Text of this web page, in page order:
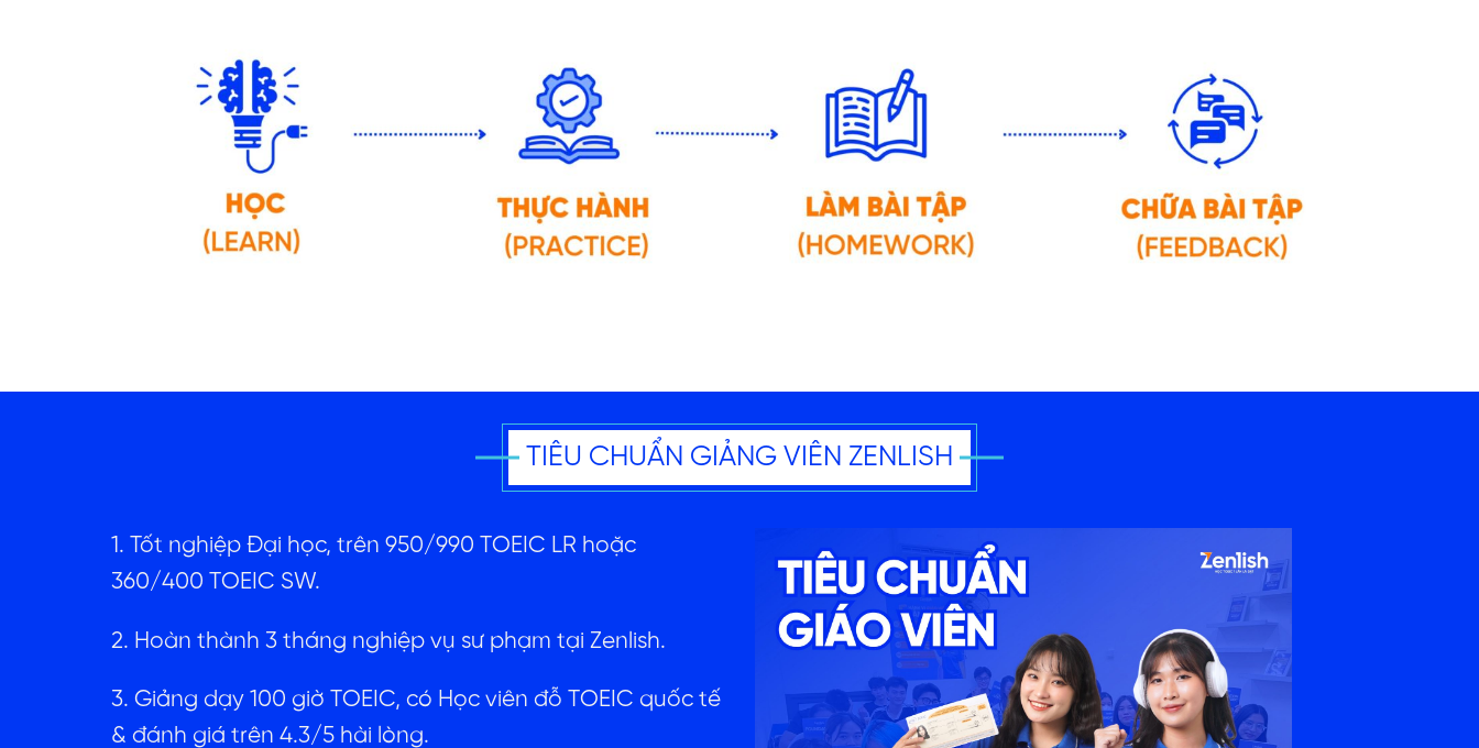
TIÊU CHUẨN GIẢNG VIÊN ZENLISH
1. Tốt nghiệp Đại học, trên 950/990 TOEIC LR hoặc
360/400 TOEIC SW.
2. Hoàn thành 3 tháng nghiệp vụ sư phạm tại Zenlish.
3. Giảng dạy 100 giờ TOEIC, có Học viên đỗ TOEIC quốc tế
& đánh giá trên 4.3/5 hài lòng.